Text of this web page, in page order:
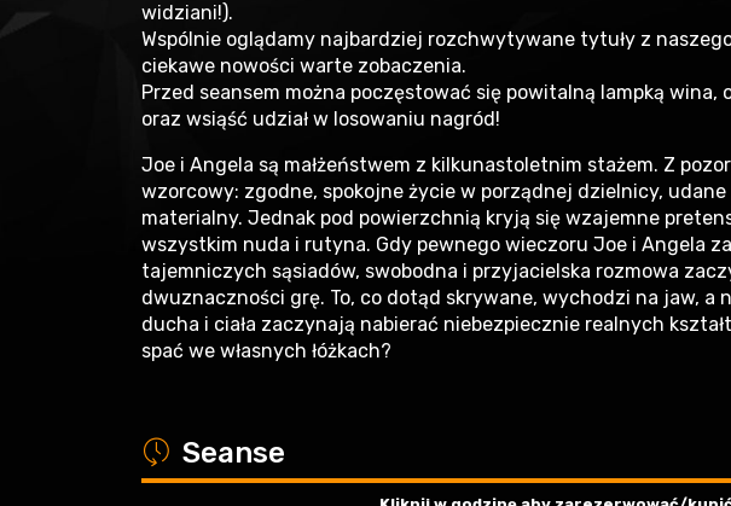
widziani!).
Wspólnie oglądamy najbardziej rozchwytywane tytuły z
ciekawe nowości warte zobaczenia.
Przed seansem można poczęstować się powitalną lampką
oraz wsiąść udział w losowaniu nagród!
Joe i Angela są małżeństwem z kilkunastoletnim stażem. Z
wzorcowy: zgodne, spokojne życie w porządnej dzielnicy,
materialny. Jednak pod powierzchnią kryją się wzajemne
wszystkim nuda i rutyna. Gdy pewnego wieczoru Joe i Angela
tajemniczych sąsiadów, swobodna i przyjacielska rozmowa
dwuznaczności grę. To, co dotąd skrywane, wychodzi na jaw, a
ducha i ciała zaczynają nabierać niebezpiecznie realnych
spać we własnych łóżkach?
a Seanse